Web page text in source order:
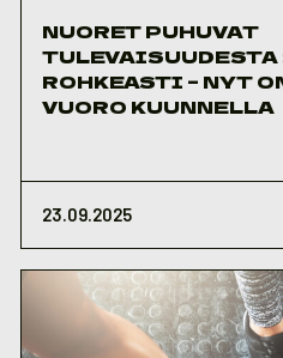
NUORET PUHUVAT
ROHKEASTI – NYT
VUORO KUUNNELLA
23.09.2025